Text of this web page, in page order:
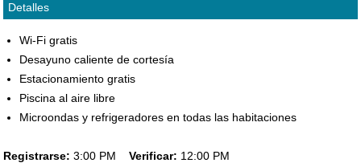
Detalles
Wi-Fi gratis
Desayuno caliente de cortesía
Estacionamiento gratis
Piscina al aire libre
Microondas y refrigeradores en todas las habitaciones
Registrarse: 3:00 PM Verificar: 12:00 PM